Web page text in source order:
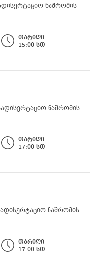
ნაშრომის
თარიღი
15:00 სთ
ნაშრომის
თარიღი
17:00 სთ
ნაშრომის
თარიღი
17:00 სთ